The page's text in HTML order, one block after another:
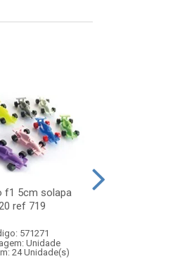
f1 5cm solapa
ref 719
571271
Unidade
24 Unidade(s)